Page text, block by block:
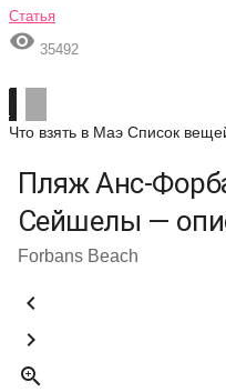
Статья
 35492
Что взять в Маэ Список
Пляж Анс-
Сейшелы —
Forbans Beach


